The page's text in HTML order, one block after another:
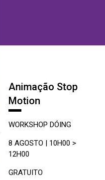
Animação Stop
Motion
WORKSHOP DÓING
8 AGOSTO | 10H00 >
12H00
GRATUITO